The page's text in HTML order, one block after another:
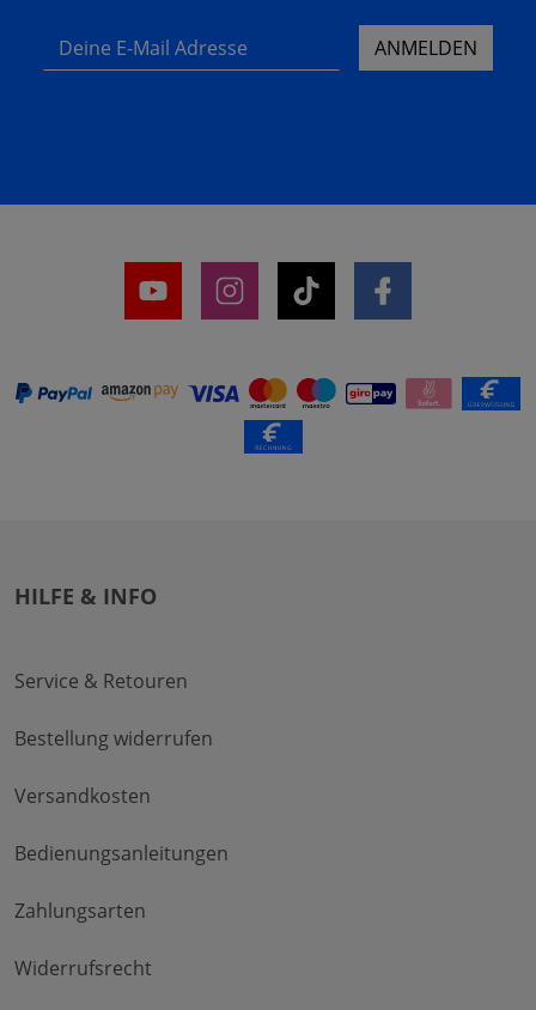
Deine E-Mail Adresse ANMELDEN
HILFE & INFO
Service & Retouren
Bestellung widerrufen
Versandkosten
Bedienungsanleitungen
Zahlungsarten
Widerrufsrecht